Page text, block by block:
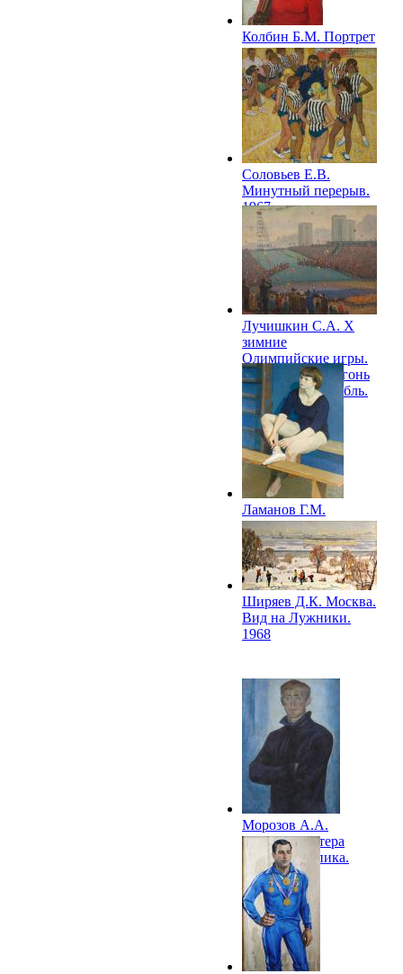
Колбин Б.М. Портрет
мастера спорта
П.П.Тюленева. 1967
Соловьев Е.В.
Минутный перерыв.
1967
Лучишкин С.А. X
зимние
Олимпийские игры.
Олимпийский огонь
загорелся. Гренобль.
1968
Ламанов Г.М.
Гимнастка
(Спортсменка). 1968
Ширяев Д.К. Москва.
Вид на Лужники.
1968
Морозов А.А.
Портрет мастера
спорта К.Чепика.
1968